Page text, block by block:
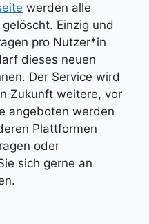
werden alle
Einzig und
pro Nutzer*in
dieses neuen
Der Service wird
Zukunft weitere, vor
angeboten werden
Plattformen
oder
sich gerne an